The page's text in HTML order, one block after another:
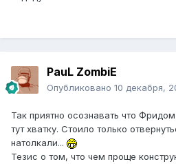
PauL ZombiE
Опубликовано 10 декабря,
Так приятно осознавать что
тут хватку. Стоило только
натолкали...
Тезис о том, что чем проще